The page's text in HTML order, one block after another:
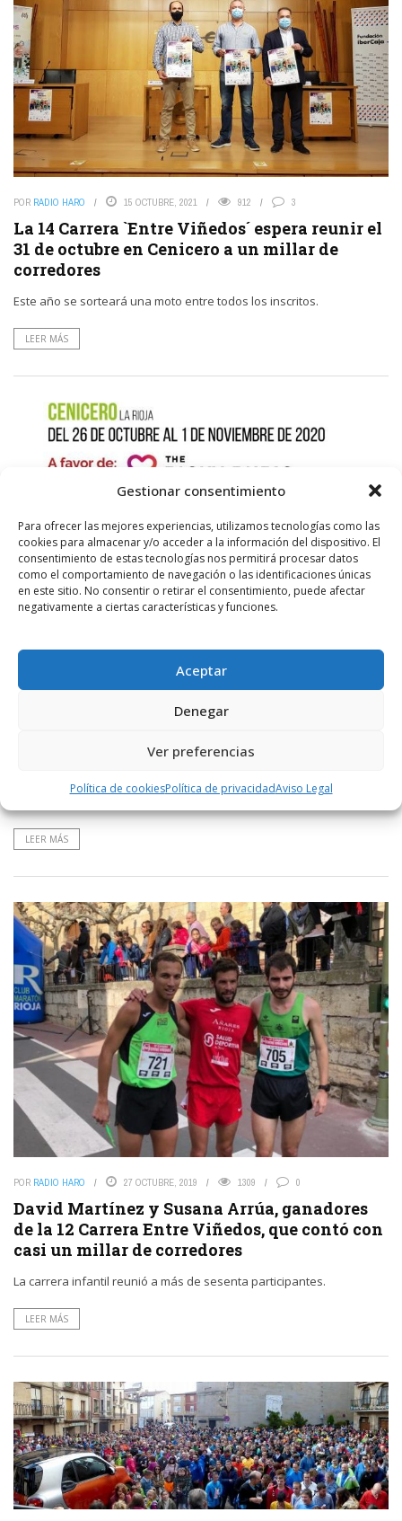
Gestionar consentimiento
Para ofrecer las mejores experiencias, utilizamos tecnologías como las
cookies para almacenar y/o acceder a la información del dispositivo. El
consentimiento de estas tecnologías nos permitirá procesar datos
como el comportamiento de navegación o las identificaciones únicas
en este sitio. No consentir o retirar el consentimiento, puede afectar
negativamente a ciertas características y funciones.
Aceptar
Denegar
Ver preferencias
Política de cookiesPolítica de privacidadAviso Legal
POR RADIO HARO 15 OCTUBRE, 2021 912 3
La 14 Carrera `Entre Viñedos´ espera reunir el
31 de octubre en Cenicero a un millar de
corredores
Este año se sorteará una moto entre todos los inscritos.
LEER MÁS
PORRADIO HARO 28 SEPTIEMBRE, 2020 870 0
El Club Maratón Rioja organiza la primera
semana del 26 de octubre al 1 de noviembre. El coste de la
LEER MÁS
POR RADIO HARO 27 OCTUBRE, 2019 1309 0
David Martínez y Susana Arrúa, ganadores
de la 12 Carrera Entre Viñedos, que contó con
casi un millar de corredores
La carrera infantil reunió a más de sesenta participantes.
LEER MÁS